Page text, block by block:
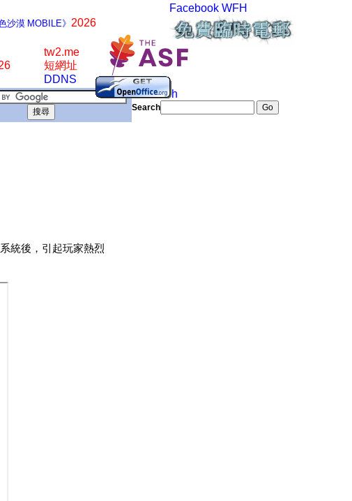
沙漠 MOBILE》 2026
tw2.me
短網址
DDNS
Facebook WFH
統後， 引起玩家熱烈
Search
Search